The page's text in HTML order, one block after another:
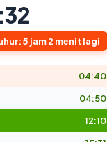
5 jam 2 menit lagi
04:40
04:50
12:10